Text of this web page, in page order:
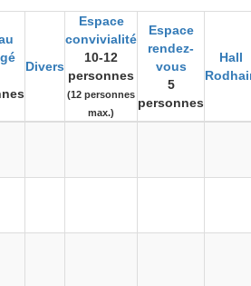
Divers
Espace
convivialité
10-12
personnes
(12 personnes
max.)
Espace
rendez-
vous
5
personnes
Hall